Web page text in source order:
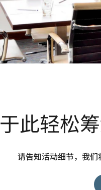
于此轻松
请告知活动细节，我们